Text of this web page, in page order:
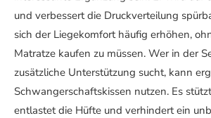
und verbessert die Druckverteilung
sich der Liegekomfort häufig erhöhen,
Matratze kaufen zu müssen. Wer in der
zusätzliche Unterstützung sucht, kann
Schwangerschaftskissen nutzen. Es
entlastet die Hüfte und verhindert ein